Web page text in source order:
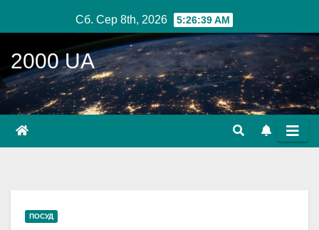
до
вмісту
Сб. Сер 8th, 2026 5:26:40 AM
2000 UA
ПОСУД